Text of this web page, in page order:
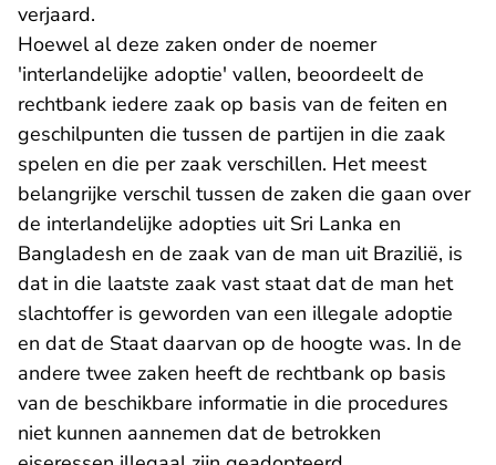
verjaard.
Hoewel al deze zaken onder de noemer
'interlandelijke adoptie' vallen, beoordeelt de
rechtbank iedere zaak op basis van de feiten en
geschilpunten die tussen de partijen in die zaak
spelen en die per zaak verschillen. Het meest
belangrijke verschil tussen de zaken die gaan over
de interlandelijke adopties uit Sri Lanka en
Bangladesh en de zaak van de man uit Brazilië, is
dat in die laatste zaak vast staat dat de man het
slachtoffer is geworden van een illegale adoptie
en dat de Staat daarvan op de hoogte was. In de
andere twee zaken heeft de rechtbank op basis
van de beschikbare informatie in die procedures
niet kunnen aannemen dat de betrokken